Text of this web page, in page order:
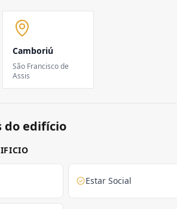
Camboriú
São Francisco de
Assis
do edifício
Estar Social